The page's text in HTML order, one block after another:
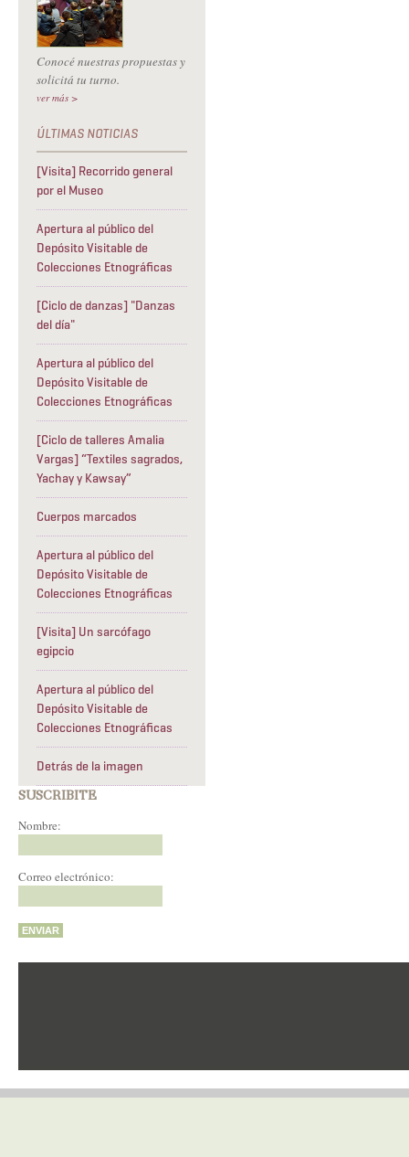
Conocé nuestras propuestas y
solicitá tu turno.
ver más >
[Visita] Recorrido general
por el Museo
Apertura al público del
Depósito Visitable de
Colecciones Etnográficas
[Ciclo de danzas] "Danzas
del día"
Apertura al público del
Depósito Visitable de
Colecciones Etnográficas
[Ciclo de talleres Amalia
Vargas] “Textiles sagrados,
Yachay y Kawsay”
Cuerpos marcados
Apertura al público del
Depósito Visitable de
Colecciones Etnográficas
[Visita] Un sarcófago
egipcio
Apertura al público del
Depósito Visitable de
Colecciones Etnográficas
Detrás de la imagen
SUSCRIBITE
Nombre:
Correo electrónico: